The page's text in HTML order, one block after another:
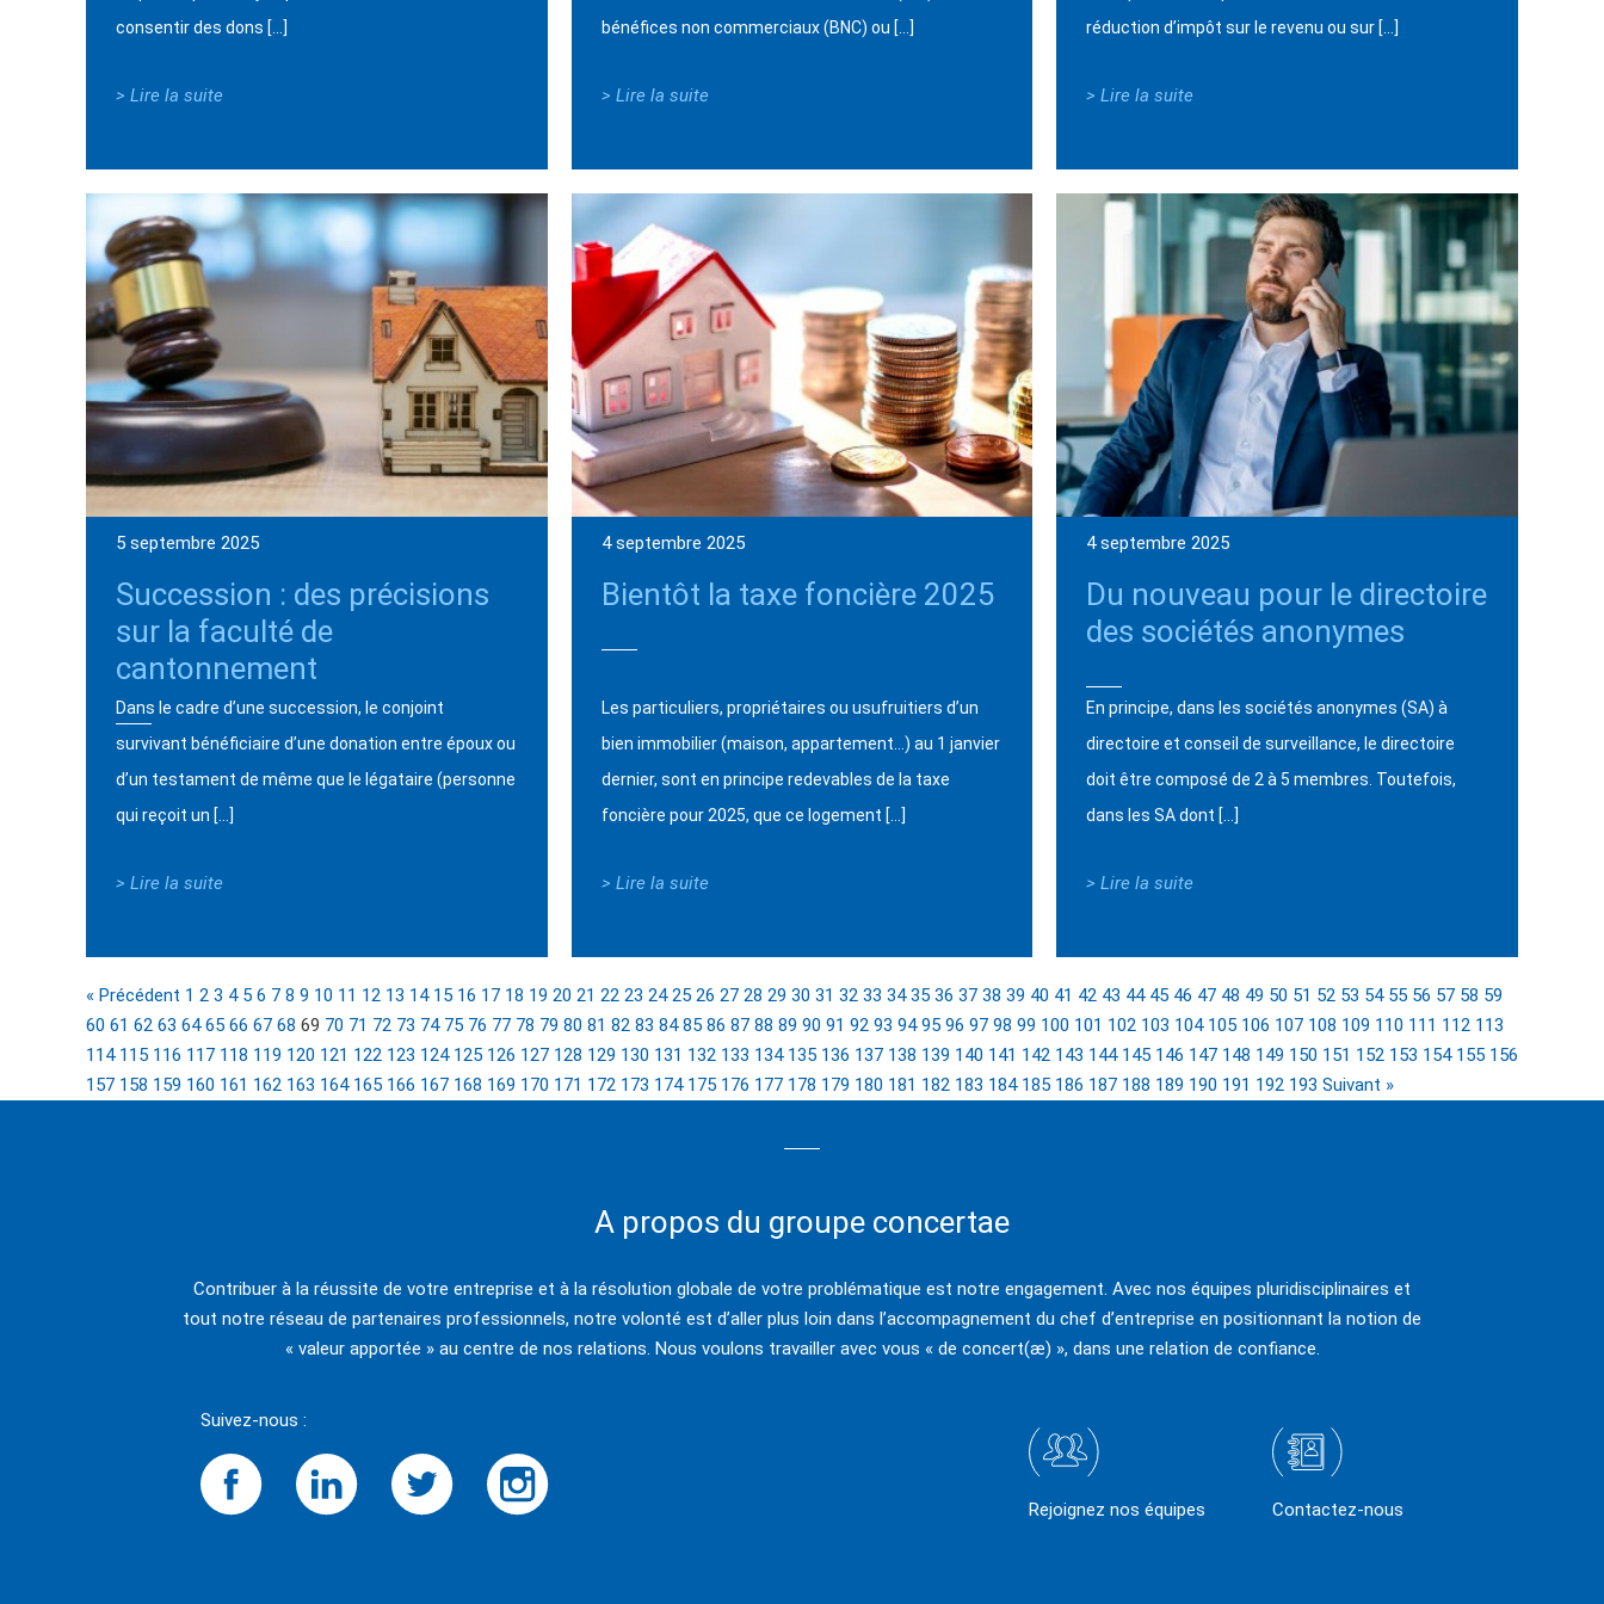
consentir des dons […]
> Lire la suite
bénéfices non commerciaux (BNC) ou […]
> Lire la suite
réduction d’impôt sur le revenu ou sur […]
> Lire la suite
5 septembre 2025
Succession : des précisions
sur la faculté de
cantonnement
Dans le cadre d’une succession, le conjoint
survivant bénéficiaire d’une donation entre époux ou
d’un testament de même que le légataire (personne
qui reçoit un […]
> Lire la suite
4 septembre 2025
Bientôt la taxe foncière 2025
Les particuliers, propriétaires ou usufruitiers d’un
bien immobilier (maison, appartement…) au 1 janvier
dernier, sont en principe redevables de la taxe
foncière pour 2025, que ce logement […]
> Lire la suite
4 septembre 2025
Du nouveau pour le directoire
des sociétés anonymes
En principe, dans les sociétés anonymes (SA) à
directoire et conseil de surveillance, le directoire
doit être composé de 2 à 5 membres. Toutefois,
dans les SA dont […]
> Lire la suite
« Précédent 1 2 3 4 5 6 7 8 9 10 11 12 13 14 15 16 17 18 19 20 21 22 23 24 25 26 27 28 29 30 31 32 33 34 35 36 37 38 39 40 41 42 43 44 45 46 47 48 49 50 51 52 53 54 55 56 57 58 59
60 61 62 63 64 65 66 67 68 69 70 71 72 73 74 75 76 77 78 79 80 81 82 83 84 85 86 87 88 89 90 91 92 93 94 95 96 97 98 99 100 101 102 103 104 105 106 107 108 109 110 111 112 113
114 115 116 117 118 119 120 121 122 123 124 125 126 127 128 129 130 131 132 133 134 135 136 137 138 139 140 141 142 143 144 145 146 147 148 149 150 151 152 153 154 155 156
157 158 159 160 161 162 163 164 165 166 167 168 169 170 171 172 173 174 175 176 177 178 179 180 181 182 183 184 185 186 187 188 189 190 191 192 193 Suivant »
A propos du groupe concertae
Contribuer à la réussite de votre entreprise et à la résolution globale de votre problématique est notre engagement. Avec nos équipes pluridisciplinaires et
tout notre réseau de partenaires professionnels, notre volonté est d’aller plus loin dans l’accompagnement du chef d’entreprise en positionnant la notion de
« valeur apportée » au centre de nos relations. Nous voulons travailler avec vous « de concert(æ) », dans une relation de confiance.
Suivez-nous :
Rejoignez nos équipes Contactez-nous